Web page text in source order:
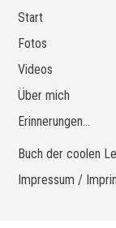
Start
Fotos
Videos
Über mich
Erinnerungen…
Buch der coolen
Impressum /